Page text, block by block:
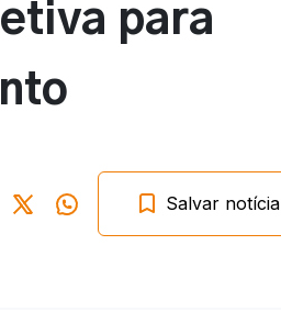
para
Salvar notícia